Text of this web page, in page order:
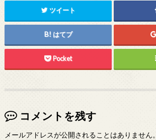
ツイート
はてブ
Pocket
コメントを残す
メールアドレスが公開されることはありません。